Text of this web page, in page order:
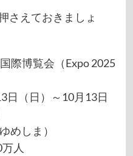
さえておきましょ
際博覧会（Expo 2025
日（日）～10月13日
めしま）
人